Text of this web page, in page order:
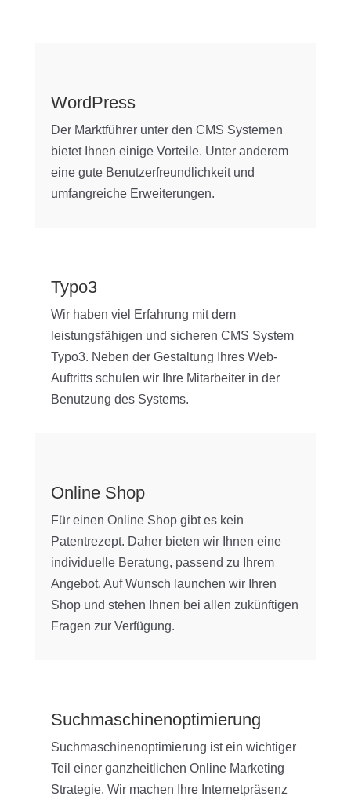
WordPress
Der Marktführer unter den CMS Systemen
bietet Ihnen einige Vorteile. Unter anderem
eine gute Benutzerfreundlichkeit und
umfangreiche Erweiterungen.
Typo3
Wir haben viel Erfahrung mit dem
leistungsfähigen und sicheren CMS System
Typo3. Neben der Gestaltung Ihres Web-
Auftritts schulen wir Ihre Mitarbeiter in der
Benutzung des Systems.
Online Shop
Für einen Online Shop gibt es kein
Patentrezept. Daher bieten wir Ihnen eine
individuelle Beratung, passend zu Ihrem
Angebot. Auf Wunsch launchen wir Ihren
Shop und stehen Ihnen bei allen zukünftigen
Fragen zur Verfügung.
Suchmaschinenoptimierung
Suchmaschinenoptimierung ist ein wichtiger
Teil einer ganzheitlichen Online Marketing
Strategie. Wir machen Ihre Internetpräsenz